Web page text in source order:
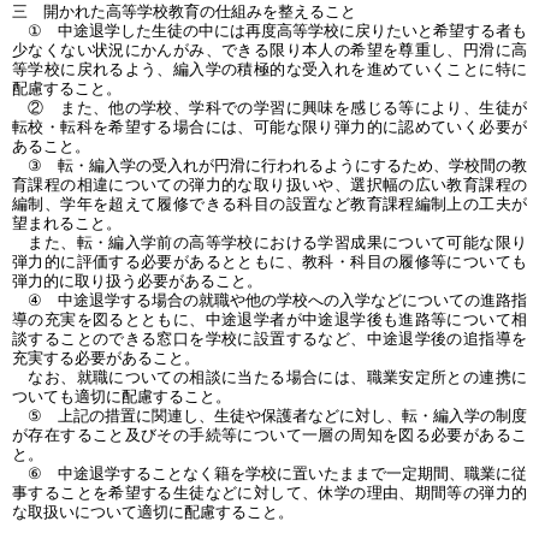
三 開かれた高等学校教育の仕組みを整えること
① 中途退学した生徒の中には再度高等学校に戻りたいと希望する者も
少なくない状況にかんがみ、できる限り本人の希望を尊重し、円滑に高
等学校に戻れるよう、編入学の積極的な受入れを進めていくことに特に
配慮すること。
② また、他の学校、学科での学習に興味を感じる等により、生徒が
転校・転科を希望する場合には、可能な限り弾力的に認めていく必要が
あること。
③ 転・編入学の受入れが円滑に行われるようにするため、学校間の教
育課程の相違についての弾力的な取り扱いや、選択幅の広い教育課程の
編制、学年を超えて履修できる科目の設置など教育課程編制上の工夫が
望まれること。
また、転・編入学前の高等学校における学習成果について可能な限り
弾力的に評価する必要があるとともに、教科・科目の履修等についても
弾力的に取り扱う必要があること。
④ 中途退学する場合の就職や他の学校への入学などについての進路指
導の充実を図るとともに、中途退学者が中途退学後も進路等について相
談することのできる窓口を学校に設置するなど、中途退学後の追指導を
充実する必要があること。
なお、就職についての相談に当たる場合には、職業安定所との連携に
ついても適切に配慮すること。
⑤ 上記の措置に関連し、生徒や保護者などに対し、転・編入学の制度
が存在すること及びその手続等について一層の周知を図る必要があるこ
と。
⑥ 中途退学することなく籍を学校に置いたままで一定期間、職業に従
事することを希望する生徒などに対して、休学の理由、期間等の弾力的
な取扱いについて適切に配慮すること。